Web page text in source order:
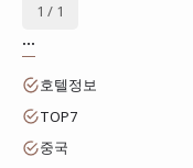
1 / 1
...
호텔정보
TOP7
중국